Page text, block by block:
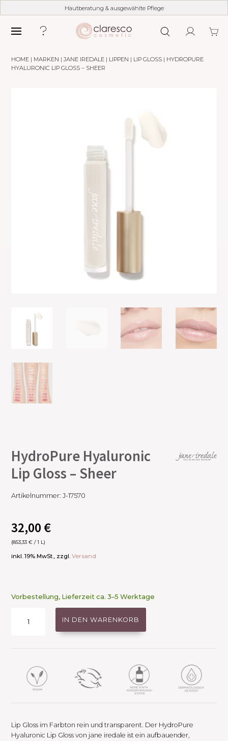
Hautberatung & ausgewählte Pflege
HOME | MARKEN |JANE IREDALE | LIPPEN | LIP GLOSS | HYDROPURE
HYALURONIC LIP GLOSS – SHEER
HydroPure Hyaluronic
Lip Gloss – Sheer
Artikelnummer:J-17570
32,00 €
(853,33€ / 1 L)
inkl. 19% MwSt., zzgl.Versand
Vorbestellung, Lieferzeit ca. 3–5 Werktage
Hyaluronic
Sheer
Menge
IN DEN WARENKORB
Lip Gloss im Farbton rein und transparent. Der HydroPure
Hyaluronic Lip Gloss von jane iredale ist ein aufbauender,